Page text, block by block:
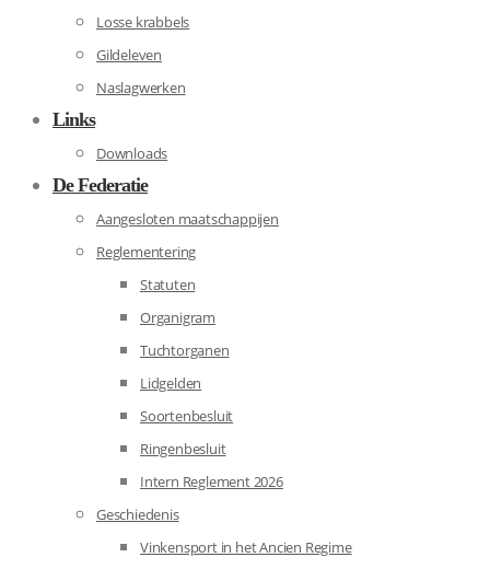
Losse krabbels
Gildeleven
Naslagwerken
Links
Downloads
De Federatie
Aangesloten maatschappijen
Reglementering
Statuten
Organigram
Tuchtorganen
Lidgelden
Soortenbesluit
Ringenbesluit
Intern Reglement 2026
Geschiedenis
Vinkensport in het Ancien Regime